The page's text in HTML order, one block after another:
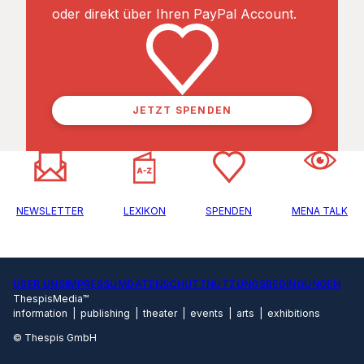
oder direkt über Ihren PayPal Account.
JETZT SPENDEN
NEWSLETTER LEXIKON SPENDEN MENA TALK
ÜBER UNSIMPRESSUMDATENSCHUTZNUTZUNGSBEDINGUNGEN
ThespisMedia™
information | publishing | theater | events | arts | exhibitions
© Thespis GmbH